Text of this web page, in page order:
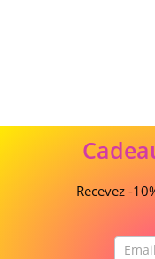
de
Recevez -